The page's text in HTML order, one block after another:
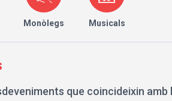
Monòlegs Musicals
que coincideixin